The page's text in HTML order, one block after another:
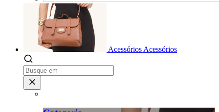
Acessórios Acessórios